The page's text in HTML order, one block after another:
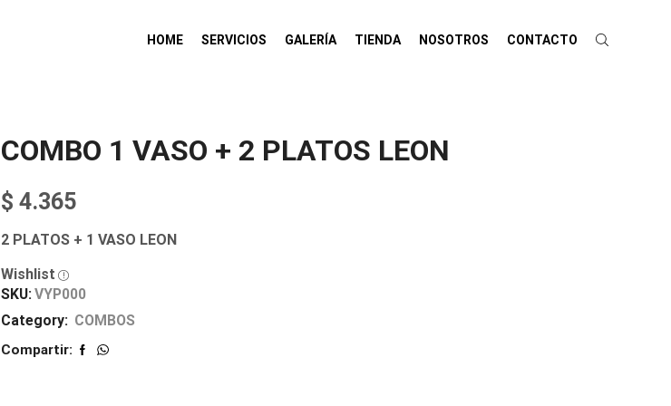
HOME SERVICIOS GALERÍA TIENDA NOSOTROS CONTACTO
COMBO 1 VASO + 2 PLATOS LEON
$ 4.365
2 PLATOS + 1 VASO LEON
Wishlist
SKU: VYP000
Category: COMBOS
Compartir: